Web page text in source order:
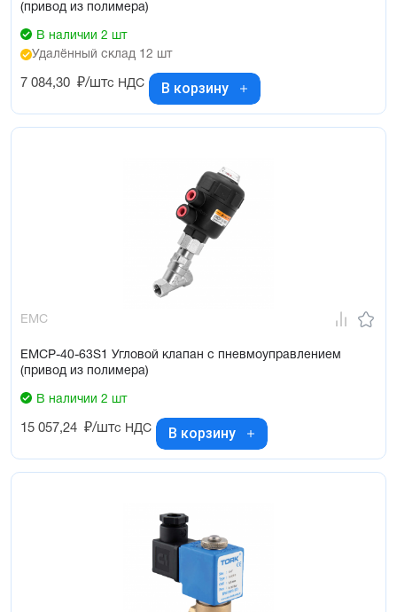
(привод из полимера)
В наличии 2 шт
Удалённый склад 12 шт
7 084,30 ₽/штс НДС В корзину
EMC
EMCP-40-63S1 Угловой клапан с пневмоуправлением
(привод из полимера)
В наличии 2 шт
15 057,24 ₽/штс НДС В корзину